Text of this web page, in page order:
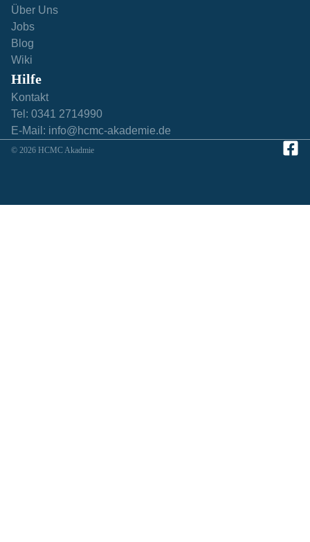
Über Uns
Jobs
Blog
Wiki
Hilfe​
Kontakt
Tel: 0341 2714990
E-Mail: info@hcmc-akademie.de
© 2026 HCMC Akadmie